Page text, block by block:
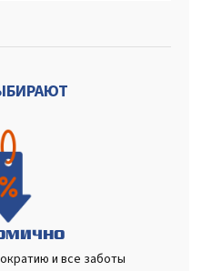
и все заботы